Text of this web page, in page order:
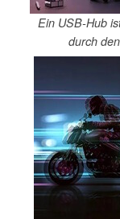
Ein USB-Hub
durch